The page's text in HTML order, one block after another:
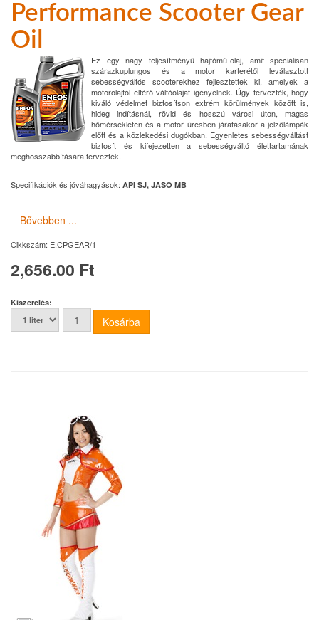
Performance Scooter Gear
Oil
Ez egy nagy teljesítményű hajtómű-olaj, amit speciálisan
szárazkuplungos és a motor karterétől leválasztott
sebességváltós scooterekhez fejlesztettek ki, amelyek a
motorolajtól eltérő váltóolajat igényelnek. Úgy tervezték, hogy
kiváló védelmet biztosítson extrém körülmények között is,
hideg indításnál, rövid és hosszú városi úton, magas
hőmérsékleten és a motor üresben járatásakor a jelzőlámpák
előtt és a közlekedési dugókban. Egyenletes sebességváltást
biztosít és kifejezetten a sebességváltó élettartamának
meghosszabbítására tervezték.
Specifikációk és jóváhagyások: API SJ, JASO MB
Bővebben ...
Cikkszám: E.CPGEAR/1
2,656.00 Ft
Kiszerelés: